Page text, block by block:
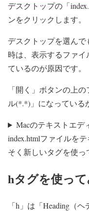
デスクトップの「
ンをクリックします。
デスクトップを選んで
時は、表示するファ
ているのが原因です。
「開く」ボタンの上
ル(*.*)」になっている
Macのテキストエデ
index.htmlファイルを
そく新しいタグを使っ
hタグを使って
「h」は「Heading（